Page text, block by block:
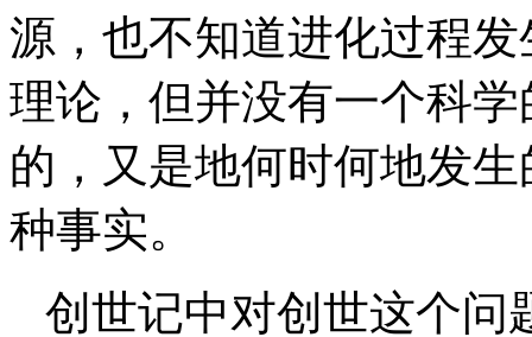
源，也不知道进化过程
理论，但并没有一个科
的，又是地何时何地发
种事实。
创世记中对创世这个问